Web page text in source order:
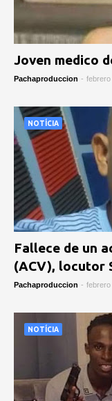
Joven medico
Pachaproduccion - febrero
NOTÍCIA
Fallece de un
(ACV), locutor
Pachaproduccion - febrero
NOTÍCIA